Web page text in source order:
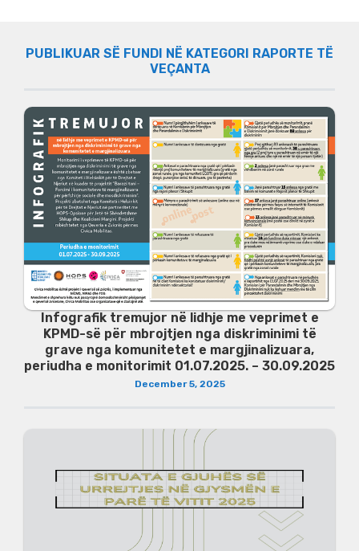
PUBLIKUAR SË FUNDI NË KATEGORI RAPORTE TË
VEÇANTA
Infografik tremujor në lidhje me veprimet e
KPMD-së për mbrojtjen nga diskriminimi të
grave nga komunitetet e margjinalizuara,
periudha e monitorimit 01.07.2025. – 30.09.2025
December 5, 2025